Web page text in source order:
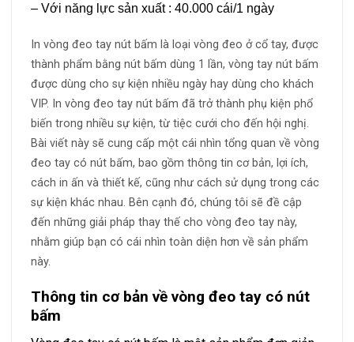
– Với năng lực sản xuất : 40.000 cái/1 ngày
In vòng đeo tay nút bấm là loại vòng đeo ở cổ tay, được
thành phẩm bằng nút bấm dùng 1 lần, vòng tay nút bấm
được dùng cho sự kiện nhiều ngày hay dùng cho khách
VIP. In vòng đeo tay nút bấm đã trở thành phụ kiện phổ
biến trong nhiều sự kiện, từ tiệc cưới cho đến hội nghị.
Bài viết này sẽ cung cấp một cái nhìn tổng quan về vòng
đeo tay có nút bấm, bao gồm thông tin cơ bản, lợi ích,
cách in ấn và thiết kế, cũng như cách sử dụng trong các
sự kiện khác nhau. Bên cạnh đó, chúng tôi sẽ đề cập
đến những giải pháp thay thế cho vòng đeo tay này,
nhằm giúp bạn có cái nhìn toàn diện hơn về sản phẩm
này.
Thông tin cơ bản về vòng đeo tay có nút
bấm